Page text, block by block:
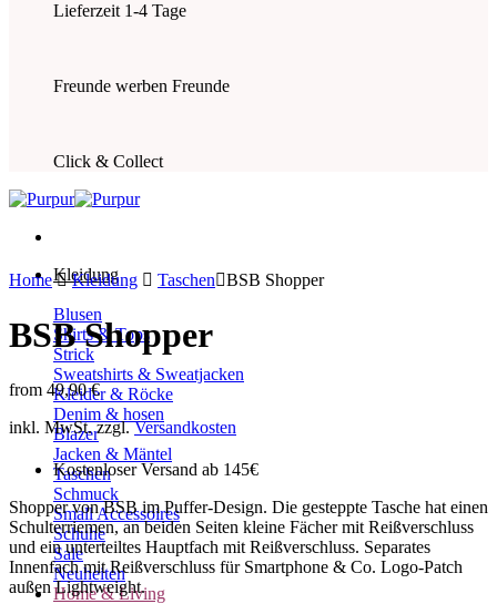
Lieferzeit 1-4 Tage
Freunde werben Freunde
Click & Collect
Kleidung
Blusen
Shirts & Tops
Strick
Sweatshirts & Sweatjacken
Kleider & Röcke
Denim & hosen
Blazer
Jacken & Mäntel
Taschen
Schmuck
Small Accessoires
Schuhe
Sale
Neuheiten
Home & Living
Home Kleidung Taschen BSB Shopper
BSB Shopper
from 49,90€
inkl. MwSt. zzgl.Versandkosten
Kostenloser Versand ab 145€
Shopper von BSB im Puffer-Design. Die gesteppte Tasche hat einen
Schulterriemen, an beiden Seiten kleine Fächer mit Reißverschluss
und ein unterteiltes Hauptfach mit Reißverschluss. Separates
Innenfach mit Reißverschluss für Smartphone & Co. Logo-Patch
außen Lightweight.